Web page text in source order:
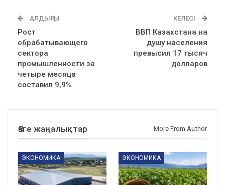
АЛДЫҢҒЫ
Рост
обрабатывающего
сектора
промышленности за
четыре месяца
составил 9,9%
КЕЛЕСІ
ВВП Казахстана на
душу населения
превысил 17 тысяч
долларов
Өзге жаңалықтар More From Author
ЭКОНОМИКА ЭКОНОМИКА